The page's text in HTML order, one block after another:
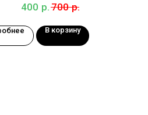
400 р.700 р.
В корзину